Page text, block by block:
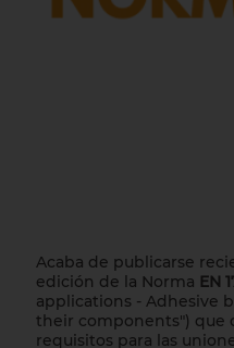
Acaba de publicarse
edición de la Norma EN
applications - Adhesive
their components") que
requisitos para las